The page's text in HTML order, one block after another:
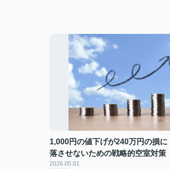
1,000円の値下げが240万円の損
落させないための戦略的空室対策
2026.05.01